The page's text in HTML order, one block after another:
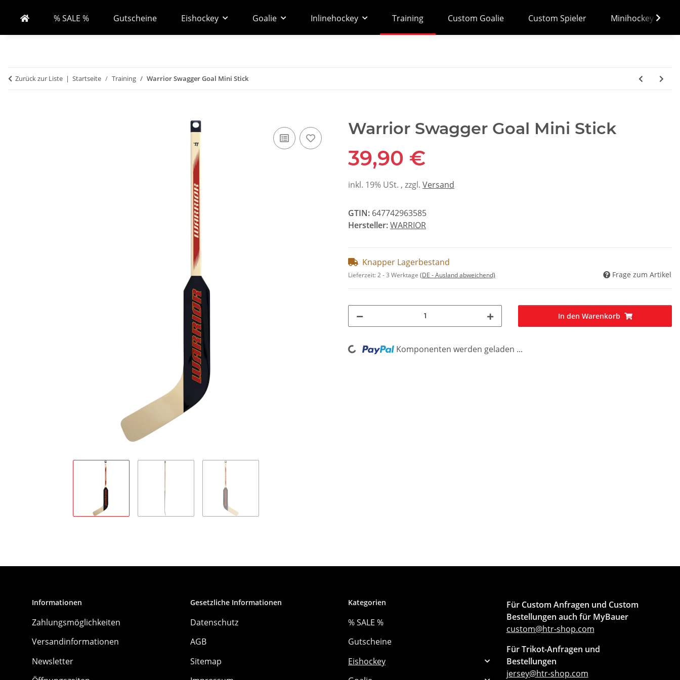
% SALE % Gutscheine Eishockey Goalie Inlinehockey Training Custom Goalie Custom Spieler Minihockey
Zurück zur Liste Startseite Training Warrior Swagger Goal Mini Stick
Warrior Swagger Goal Mini Stick
39,90 €
inkl. 19% USt. , zzgl. Versand
GTIN: 647742963585
Hersteller:WARRIOR
Knapper Lagerbestand
Lieferzeit:2 - 3 Werktage (DE - Ausland abweichend) Frage zum Artikel
In den Warenkorb
Loading... Komponenten werden geladen ...
Informationen
Zahlungsmöglichkeiten
Versandinformationen
Newsletter
Gesetzliche Informationen
Datenschutz
AGB
Sitemap
Kategorien
% SALE %
Gutscheine
Eishockey
Für Custom Anfragen und Custom
Bestellungen auch für MyBauer
custom@htr-shop.com
Für Trikot-Anfragen und
Bestellungen
jersey@htr-shop.com